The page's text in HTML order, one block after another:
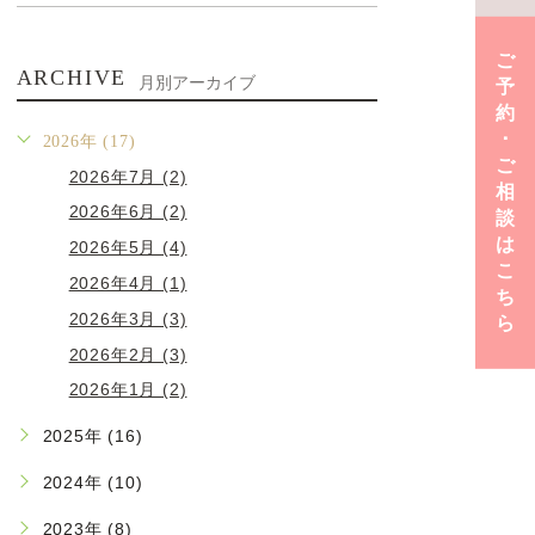
ご
予
約
･
ご
相
談
は
こ
ち
ら
ARCHIVE 月別アーカイブ
2026年 (17)
2026年7月 (2)
2026年6月 (2)
2026年5月 (4)
2026年4月 (1)
2026年3月 (3)
2026年2月 (3)
2026年1月 (2)
2025年 (16)
2024年 (10)
2023年 (8)